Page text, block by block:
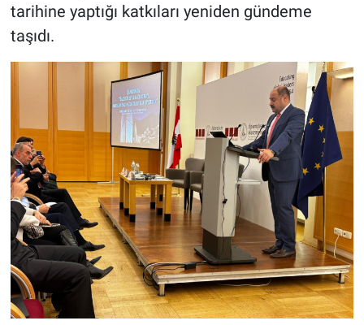
tarihine yaptığı katkıları yeniden gündeme
taşıdı.